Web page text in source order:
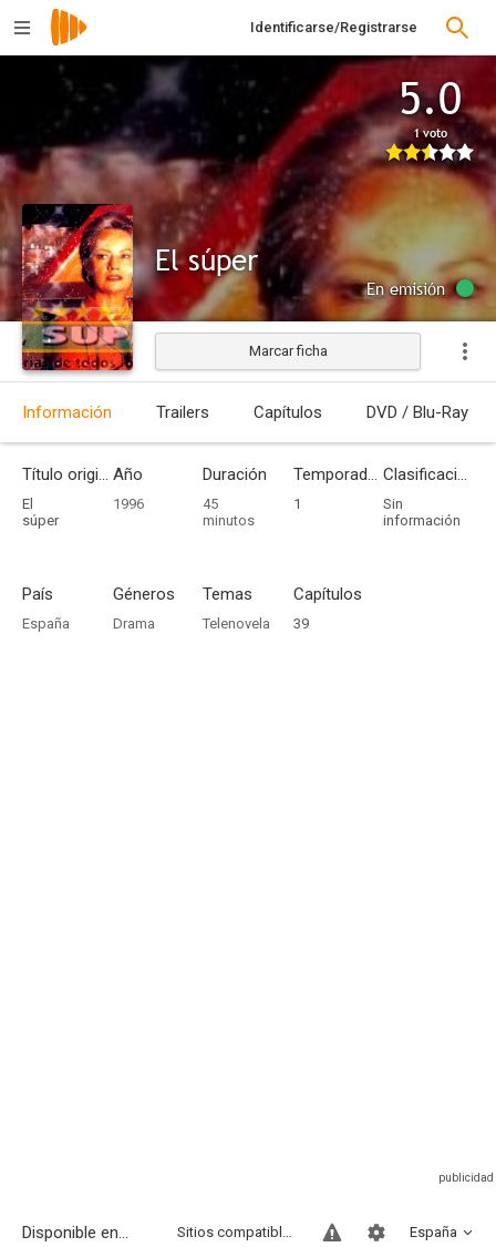
Identificarse/Registrarse
5.0
1 voto
El súper
En emisión
Marcar ficha
Información Trailers Capítulos DVD / Blu-Ray
Título original
El
súper
Año
1996
Duración
45
minutos
Temporadas
1
Clasificación por edades
Sin
información
País
España
Géneros
Drama
Temas
Telenovela
Capítulos
39
Disponible en... España
Sitios compatibles